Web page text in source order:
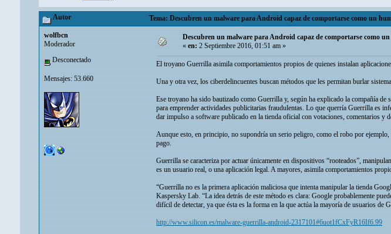
Autor Tema: Descubren un malware para Android capaz de comportarse como un
wolfbcn
Moderador
Desconectado
Mensajes: 53.660
Descubren un malware para Android capaz de comportarse como
«en:2 Septiembre 2016, 01:51 am »
El troyano Guerrilla asimila comportamientos propios de quienes instalan
Una y otra vez, los ciberdelincuentes buscan métodos que les permitan burlar
Ese troyano ha sido bautizado como Guerrilla y, según ha explicado la compañía
para emprender actividades publicitarias fraudulentas. Lo que querría Guerrilla es
dar impulso a software publicado en la tienda oficial con votaciones, comentarios y
Aunque esto, en principio, no supondría un serio peligro, como el robo por
pago.
Guerrilla se caracteriza por actuar únicamente en dispositivos “rooteados”,
es un usuario real, o una aplicación legal. A mayores, asimila comportamientos
“Guerrilla no es la primera aplicación maliciosa que intenta manipular la tienda
Kaspersky Lab. “La idea detrás de este método es clara: Google probablemente
difícil de detectar, ya que ésta es la forma en la que actúa la mayoría de usuarios de
http://www.silicon.es/malware-guerrilla-android-2317101#6uot1fCxFyR16If6.99